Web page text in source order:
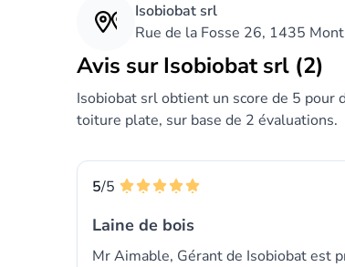
Isobiobat srl
Rue de la Fosse 26, 1435
Avis sur Isobiobat srl (2)
Isobiobat srl obtient un score de 5
toiture plate, sur base de 2 évaluations.
5/5
Laine de bois
Mr Aimable, Gérant de Isobiobat est